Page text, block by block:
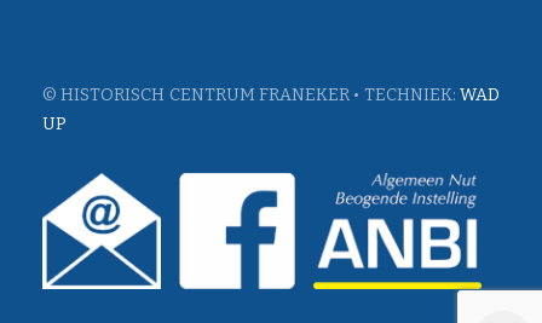
© HISTORISCH CENTRUM FRANEKER • TECHNIEK: WAD
UP